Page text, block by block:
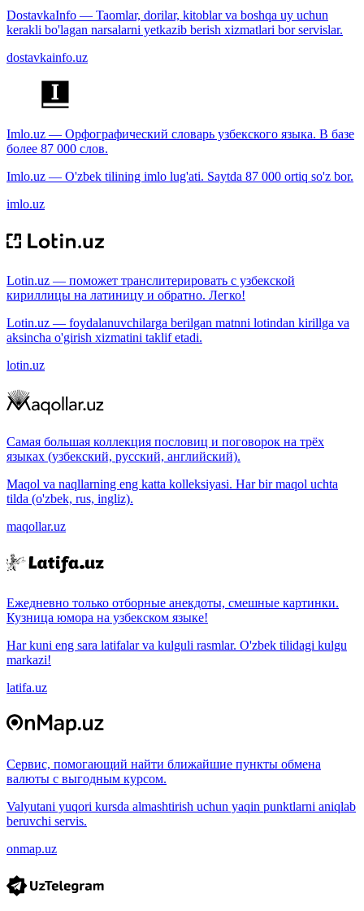
DostavkaInfo — Taomlar, dorilar, kitoblar va boshqa uy uchun
kerakli bo'lagan narsalarni yetkazib berish xizmatlari bor servislar.
dostavkainfo.uz
Imlo.uz — Орфографический словарь узбекского языка. В базе
более 87 000 слов.
Imlo.uz — O'zbek tilining imlo lug'ati. Saytda 87 000 ortiq so'z bor.
imlo.uz
Lotin.uz — поможет транслитерировать с узбекской
кириллицы на латиницу и обратно. Легко!
Lotin.uz — foydalanuvchilarga berilgan matnni lotindan kirillga va
aksincha o'girish xizmatini taklif etadi.
lotin.uz
Самая большая коллекция пословиц и поговорок на трёх
языках (узбекский, русский, английский).
Maqol va naqllarning eng katta kolleksiyasi. Har bir maqol uchta
tilda (o'zbek, rus, ingliz).
maqollar.uz
Ежедневно только отборные анекдоты, смешные картинки.
Кузница юмора на узбекском языке!
Har kuni eng sara latifalar va kulguli rasmlar. O'zbek tilidagi kulgu
markazi!
latifa.uz
Сервис, помогающий найти ближайшие пункты обмена
валюты с выгодным курсом.
Valyutani yuqori kursda almashtirish uchun yaqin punktlarni aniqlab
beruvchi servis.
onmap.uz